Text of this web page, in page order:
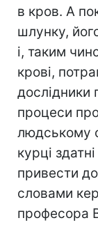
в кров. А
шлунку,
і, таким
крові,
процеси
людському
курці
привести
словами
професора